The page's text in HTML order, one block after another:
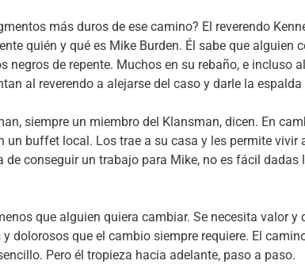
más duros de ese camino? El reverendo
quién y qué es Mike Burden. Él sabe que alguien
negros de repente. Muchos en su rebaño, e incluso
al reverendo a alejarse del caso y darle la espalda
siempre un miembro del Klansman, dicen. En
un buffet local. Los trae a su casa y les permite vivir
conseguir un trabajo para Mike, no es fácil dadas
que alguien quiera cambiar. Se necesita valor y
dolorosos que el cambio siempre requiere. El
Pero él tropieza hacia adelante, paso a paso.